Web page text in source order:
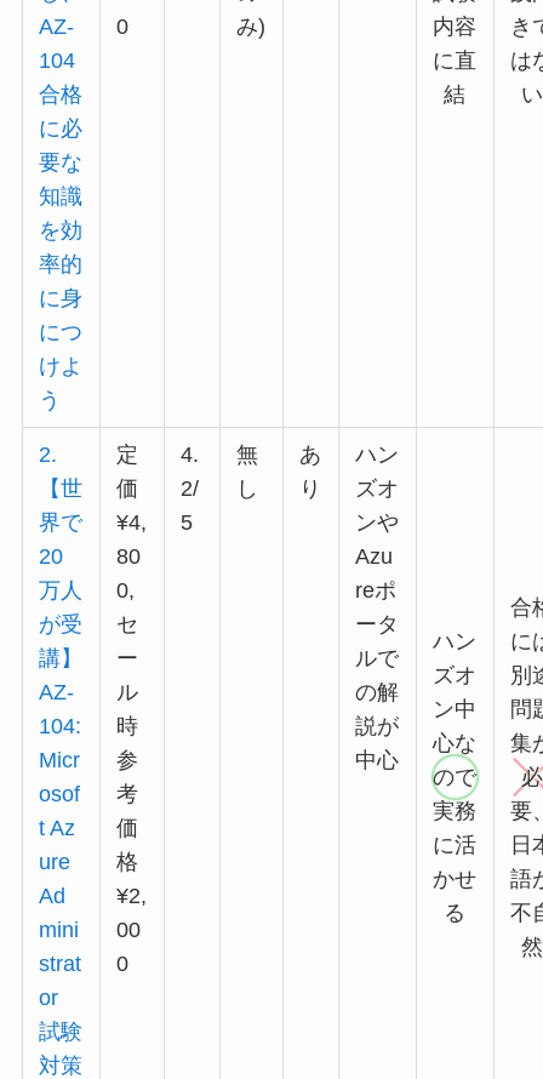
AZ-
104
合格
に必
要な
知識
を効
率的
に身
につ
けよ
う
0
み)
内容
に直
結
き
は
い
2.
【世
界で
20
万人
が受
講】
AZ-
104:
Micr
osof
t Az
ure
Ad
mini
strat
or
試験
対策
定
価
¥4,
80
0,
セ
ー
ル
時
参
考
価
格
¥2,
00
0
4.
2/
5
無
し
あ
り
ハン
ズオ
ンや
Azu
reポ
ータ
ルで
の解
説が
中心
ハン
ズオ
ン中
心な
ので
実務
に活
かせ
る
合
に
別
問
集
必
要
日
語
不
然